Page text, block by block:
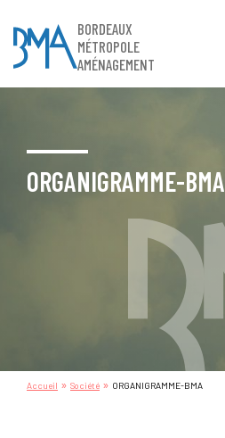
BORDEAUX
MÉTROPOLE
AMÉNAGEMENT
ORGANIGRAMME-BMA
Accueil » Société » ORGANIGRAMME-BMA